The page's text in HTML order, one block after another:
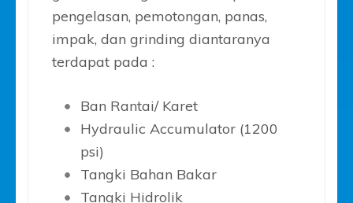
pengelasan, pemotongan, panas,
impak, dan grinding diantaranya
terdapat pada :
Ban Rantai/ Karet
Hydraulic Accumulator (1200
psi)
Tangki Bahan Bakar
Tangki Hidrolik